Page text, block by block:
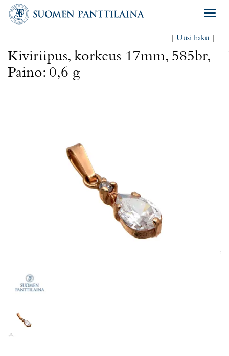
Uusi haku
Kiviriipus, korkeus 17mm, 585br,
Paino: 0,6 g